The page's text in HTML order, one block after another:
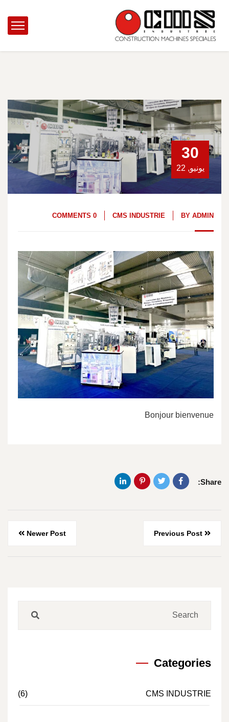
30
يونيو, 22
BY ADMIN
CMS INDUSTRIE
0 COMMENTS
Bonjour bienvenue
Share:
Previous Post
Newer Post
Categories
CMS INDUSTRIE
(6)